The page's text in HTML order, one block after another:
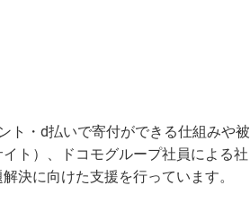
ト・d払いで寄付ができる仕組みや被
ト）、ドコモグループ社員による社
決に向けた支援を行っています。